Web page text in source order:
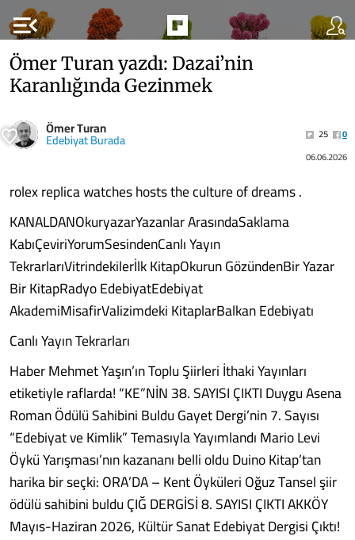
menu_open
Ömer Turan yazdı: Dazai’nin
Karanlığında Gezinmek
Ömer Turan
Edebiyat Burada 25
0
06.06.2026
rolex replica watches hosts the culture of dreams .
KANALDANOkuryazarYazanlar ArasındaSaklama
KabıÇeviriYorumSesindenCanlı Yayın
TekrarlarıVitrindekilerİlk KitapOkurun GözündenBir Yazar
Bir KitapRadyo EdebiyatEdebiyat
AkademiMisafirValizimdeki KitaplarBalkan Edebiyatı
Canlı Yayın Tekrarları
Haber Mehmet Yaşın’ın Toplu Şiirleri İthaki Yayınları
etiketiyle raflarda! “KE”NİN 38. SAYISI ÇIKTI Duygu Asena
Roman Ödülü Sahibini Buldu Gayet Dergi’nin 7. Sayısı
“Edebiyat ve Kimlik” Temasıyla Yayımlandı Mario Levi
Öykü Yarışması’nın kazananı belli oldu Duino Kitap’tan
harika bir seçki: ORA’DA – Kent Öyküleri Oğuz Tansel şiir
ödülü sahibini buldu ÇIĞ DERGİSİ 8. SAYISI ÇIKTI AKKÖY
Mayıs-Haziran 2026, Kültür Sanat Edebiyat Dergisi Çıktı!